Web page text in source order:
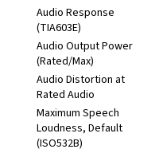
Audio Response
(TIA603E)
Audio Output Power
(Rated/Max)
Audio Distortion at
Rated Audio
Maximum Speech
Loudness, Default
(ISO532B)